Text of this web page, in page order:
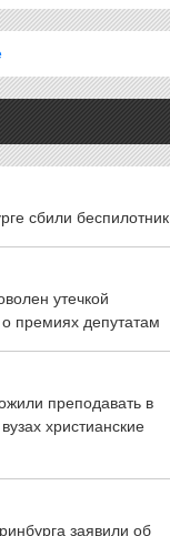
сбили беспилотник
утечкой
премиях депутатам
преподавать в
христианские
заявили об